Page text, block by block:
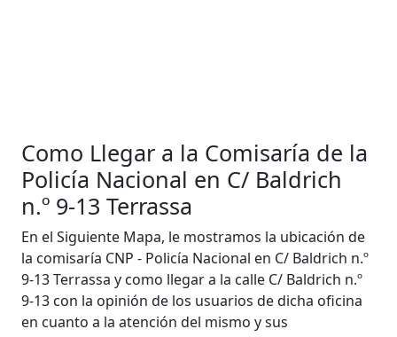
Como Llegar a la Comisaría de la
Policía Nacional en C/ Baldrich
n.º 9-13 Terrassa
En el Siguiente Mapa, le mostramos la ubicación de
la comisaría CNP - Policía Nacional en C/ Baldrich n.º
9-13 Terrassa y como llegar a la calle C/ Baldrich n.º
9-13 con la opinión de los usuarios de dicha oficina
en cuanto a la atención del mismo y sus